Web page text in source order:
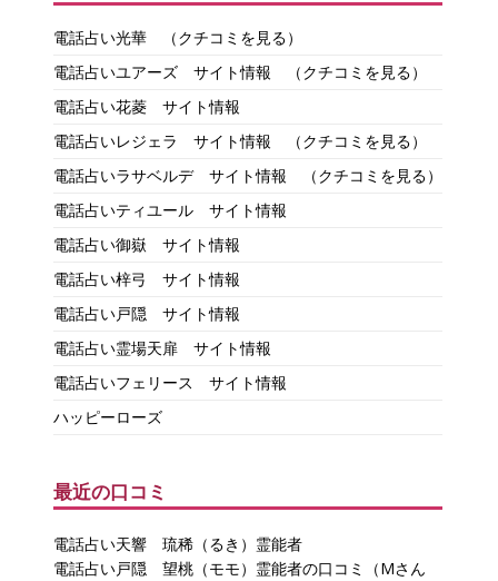
電話占い光華
（クチコミを見る）
電話占いユアーズ サイト情報
（クチコミを見る）
電話占い花菱 サイト情報
電話占いレジェラ サイト情報
（クチコミを見る）
電話占いラサベルデ サイト情報
（クチコミを見る）
電話占いティユール サイト情報
電話占い御嶽 サイト情報
電話占い梓弓 サイト情報
電話占い戸隠 サイト情報
電話占い霊場天扉 サイト情報
電話占いフェリース サイト情報
ハッピーローズ
最近の口コミ
電話占い天響 琉稀（るき）霊能者
電話占い戸隠 望桃（モモ）霊能者の口コミ（Mさん